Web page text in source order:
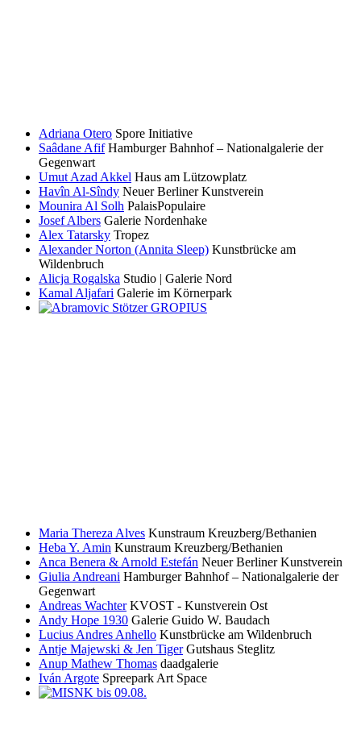
Adriana Otero Spore Initiative
Saâdane Afif Hamburger Bahnhof – Nationalgalerie der
Gegenwart
Umut Azad Akkel Haus am Lützowplatz
Havîn Al-Sîndy Neuer Berliner Kunstverein
Mounira Al Solh PalaisPopulaire
Josef Albers Galerie Nordenhake
Alex Tatarsky Tropez
Alexander Norton (Annita Sleep) Kunstbrücke am
Wildenbruch
Alicja Rogalska Studio | Galerie Nord
Kamal Aljafari Galerie im Körnerpark
Maria Thereza Alves Kunstraum Kreuzberg/Bethanien
Heba Y. Amin Kunstraum Kreuzberg/Bethanien
Anca Benera & Arnold Estefán Neuer Berliner Kunstverein
Giulia Andreani Hamburger Bahnhof – Nationalgalerie der
Gegenwart
Andreas Wachter KVOST - Kunstverein Ost
Andy Hope 1930 Galerie Guido W. Baudach
Lucius Andres Anhello Kunstbrücke am Wildenbruch
Antje Majewski & Jen Tiger Gutshaus Steglitz
Anup Mathew Thomas daadgalerie
Iván Argote Spreepark Art Space